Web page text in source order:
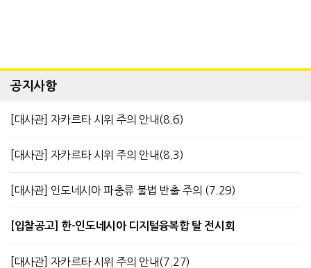
공지사항
[대사관] 자카르타 시위 주의 안내(8.6)
[대사관] 자카르타 시위 주의 안내(8.3)
[대사관] 인도네시아 파충류 불법 반출 주의 (7.29)
[입찰공고] 한-인도네시아 디지털융복합 탈 전시회
[대사관] 자카르타 시위 주의 안내(7.27)